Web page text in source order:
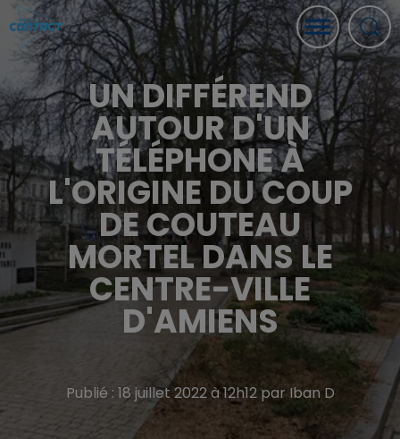
UN DIFFÉREND
AUTOUR D'UN
TÉLÉPHONE À
L'ORIGINE DU COUP
DE COUTEAU
MORTEL DANS LE
CENTRE-VILLE
D'AMIENS
Publié : 18 juillet 2022 à 12h12 par Iban D